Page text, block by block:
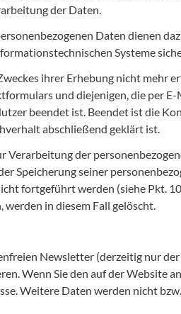
der Daten.
Daten dienen
Systeme
ihrer Erhebung nicht mehr
und diejenigen, die per
beendet ist. Beendet ist die
abschließend geklärt ist.
der
Speicherung seiner
fortgeführt werden (siehe Pkt.
in diesem Fall gelöscht.
Newsletter (derzeitig nur
Wenn Sie den auf der Website
Weitere Daten werden nicht